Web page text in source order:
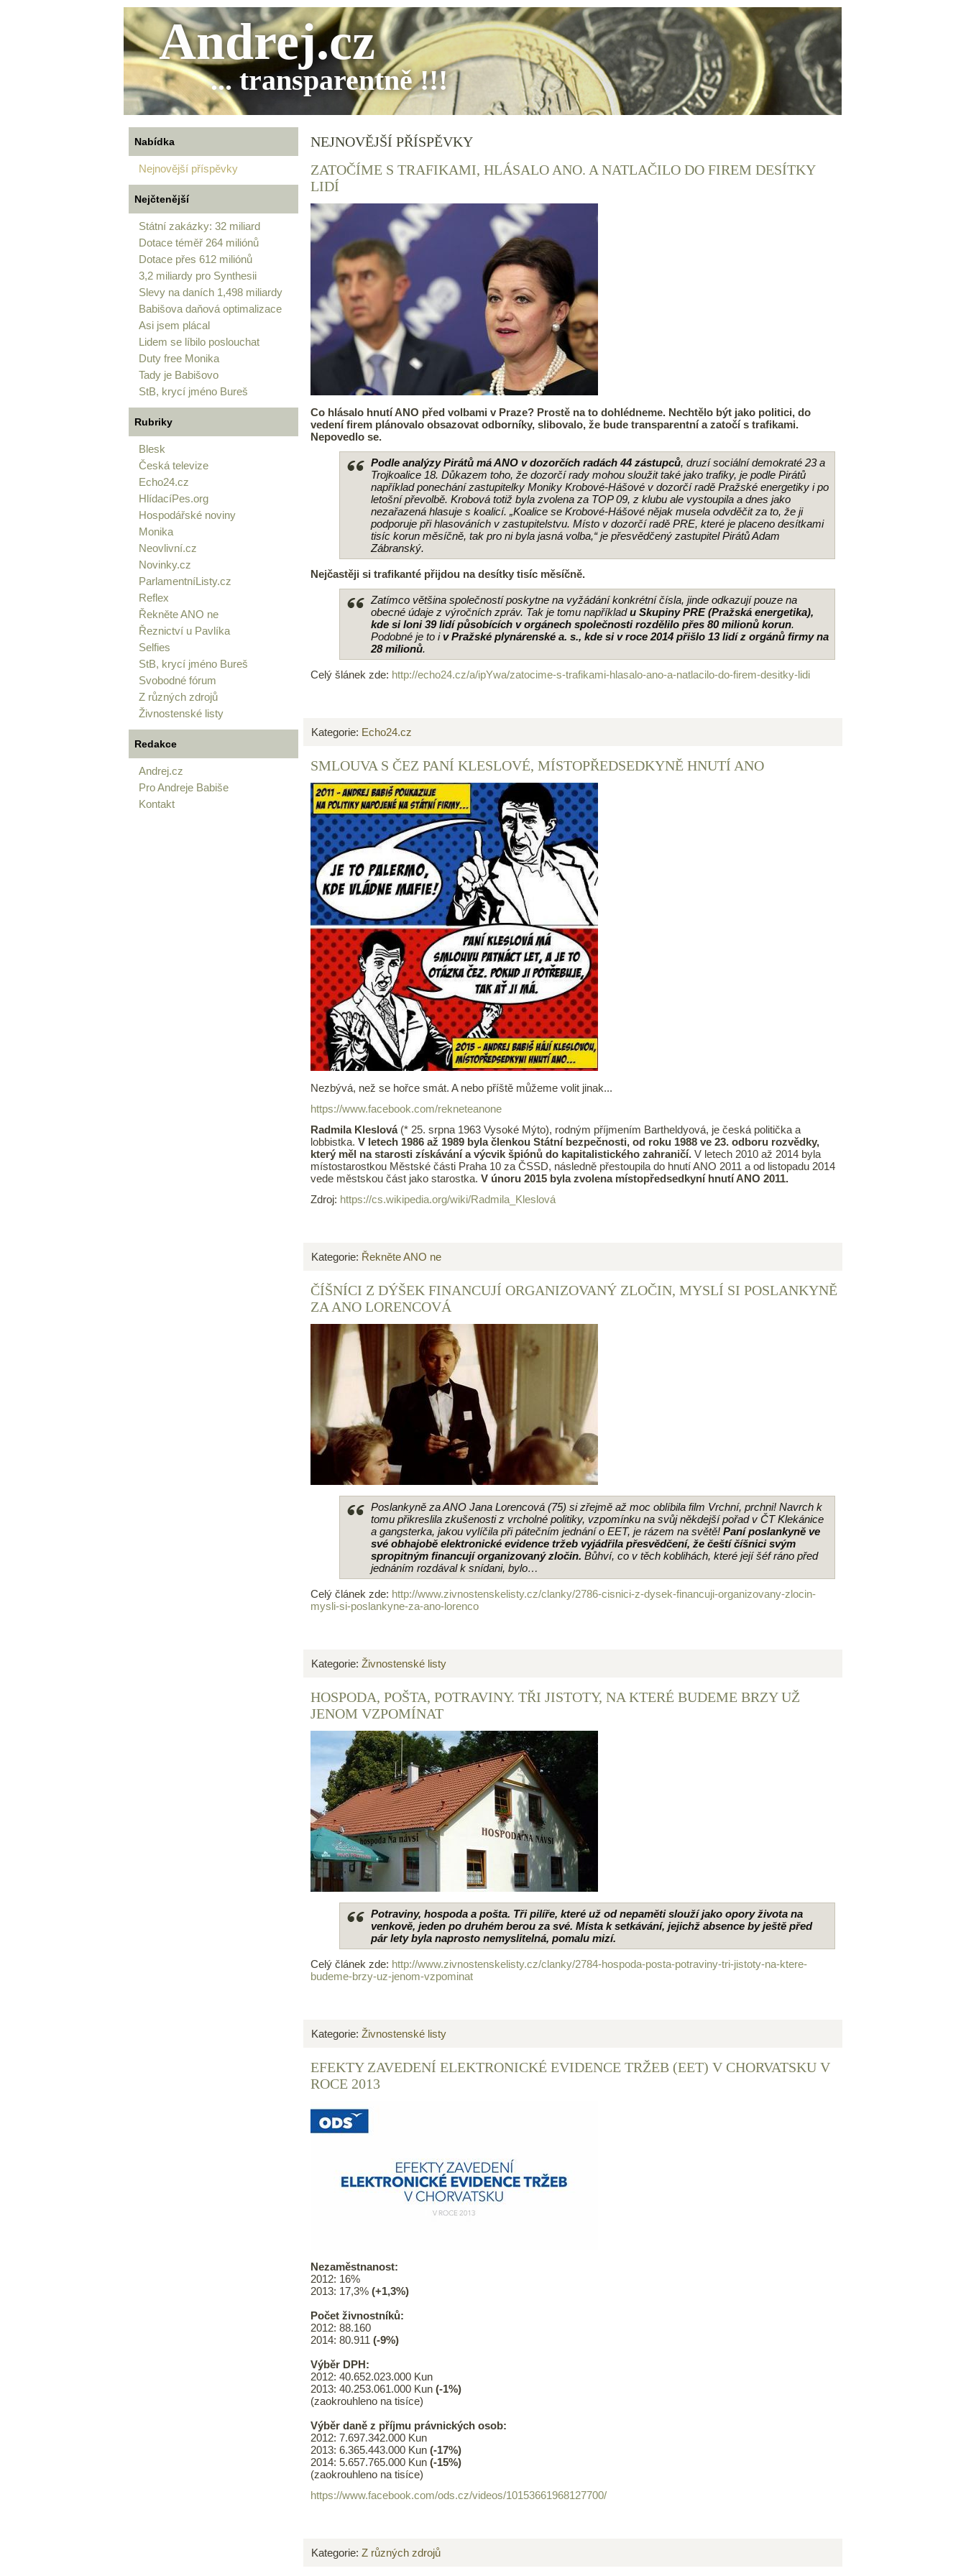
Andrej.cz
... transparentně !!!
Nabídka
Nejnovější příspěvky
Nejčtenější
Státní zakázky: 32 miliard
Dotace téměř 264 miliónů
Dotace přes 612 miliónů
3,2 miliardy pro Synthesii
Slevy na daních 1,498 miliardy
Babišova daňová optimalizace
Asi jsem plácal
Lidem se líbilo poslouchat
Duty free Monika
Tady je Babišovo
StB, krycí jméno Bureš
Rubriky
Blesk
Česká televize
Echo24.cz
HlídacíPes.org
Hospodářské noviny
Monika
Neovlivní.cz
Novinky.cz
ParlamentníListy.cz
Reflex
Řekněte ANO ne
Řeznictví u Pavlíka
Selfies
StB, krycí jméno Bureš
Svobodné fórum
Z různých zdrojů
Živnostenské listy
Redakce
Andrej.cz
Pro Andreje Babiše
Kontakt
NEJNOVĚJŠÍ PŘÍSPĚVKY
ZATOČÍME S TRAFIKAMI, HLÁSALO ANO. A NATLAČILO DO FIREM DESÍTKY
LIDÍ
Co hlásalo hnutí ANO před volbami v Praze? Prostě na to dohlédneme. Nechtělo být jako politici, do
vedení firem plánovalo obsazovat odborníky, slibovalo, že bude transparentní a zatočí s trafikami.
Nepovedlo se.
Podle analýzy Pirátů má ANO v dozorčích radách 44 zástupců, druzí sociální demokraté 23 a
Trojkoalice 18. Důkazem toho, že dozorčí rady mohou sloužit také jako trafiky, je podle Pirátů
například ponechání zastupitelky Moniky Krobové-Hášové v dozorčí radě Pražské energetiky i po
letošní převolbě. Krobová totiž byla zvolena za TOP 09, z klubu ale vystoupila a dnes jako
nezařazená hlasuje s koalicí. „Koalice se Krobové-Hášové nějak musela odvděčit za to, že ji
podporuje při hlasováních v zastupitelstvu. Místo v dozorčí radě PRE, které je placeno desítkami
tisíc korun měsíčně, tak pro ni byla jasná volba,“ je přesvědčený zastupitel Pirátů Adam
Zábranský.
Nejčastěji si trafikanté přijdou na desítky tisíc měsíčně.
Zatímco většina společností poskytne na vyžádání konkrétní čísla, jinde odkazují pouze na
obecné údaje z výročních zpráv. Tak je tomu napříkladu Skupiny PRE (Pražská energetika),
kde si loni 39 lidí působících v orgánech společnosti rozdělilo přes 80 milionů korun.
Podobné je to iv Pražské plynárenské a. s., kde si v roce 2014 přišlo 13 lidí z orgánů firmy na
28 milionů.
Celý šlánek zde: http://echo24.cz/a/ipYwa/zatocime-s-trafikami-hlasalo-ano-a-natlacilo-do-firem-desitky-lidi
Kategorie: Echo24.cz
SMLOUVA S ČEZ PANÍ KLESLOVÉ, MÍSTOPŘEDSEDKYNĚ HNUTÍ ANO
Nezbývá, než se hořce smát. A nebo příště můžeme volit jinak...
https://www.facebook.com/rekneteanone
Radmila Kleslová(* 25. srpna 1963 Vysoké Mýto), rodným příjmením Bartheldyová, je česká politička a
lobbistka. V letech 1986 až 1989 byla členkou Státní bezpečnosti, od roku 1988 ve 23. odboru rozvědky,
který měl na starosti získávání a výcvik špiónů do kapitalistického zahraničí. V letech 2010 až 2014 byla
místostarostkou Městské části Praha 10 za ČSSD, následně přestoupila do hnutí ANO 2011 a od listopadu 2014
vede městskou část jako starostka. V únoru 2015 byla zvolena místopředsedkyní hnutí ANO 2011.
Zdroj: https://cs.wikipedia.org/wiki/Radmila_Kleslová
Kategorie: Řekněte ANO ne
ČÍŠNÍCI Z DÝŠEK FINANCUJÍ ORGANIZOVANÝ ZLOČIN, MYSLÍ SI POSLANKYNĚ
ZA ANO LORENCOVÁ
Poslankyně za ANO Jana Lorencová (75) si zřejmě až moc oblíbila film Vrchní, prchni! Navrch k
tomu přikreslila zkušenosti z vrcholné politiky, vzpomínku na svůj někdejší pořad v ČT Klekánice
a gangsterka, jakou vylíčila při pátečním jednání o EET, je rázem na světě! Paní poslankyně ve
své obhajobě elektronické evidence tržeb vyjádřila přesvědčení, že čeští číšnici svým
spropitným financují organizovaný zločin. Bůhví, co v těch koblihách, které její šéf ráno před
jednáním rozdával k snídani, bylo…
Celý článek zde: http://www.zivnostenskelisty.cz/clanky/2786-cisnici-z-dysek-financuji-organizovany-zlocin-
mysli-si-poslankyne-za-ano-lorenco
Kategorie: Živnostenské listy
HOSPODA, POŠTA, POTRAVINY. TŘI JISTOTY, NA KTERÉ BUDEME BRZY UŽ
JENOM VZPOMÍNAT
Potraviny, hospoda a pošta. Tři pilíře, které už od nepaměti slouží jako opory života na
venkově, jeden po druhém berou za své. Místa k setkávání, jejichž absence by ještě před
pár lety byla naprosto nemyslitelná, pomalu mizí.
Celý článek zde: http://www.zivnostenskelisty.cz/clanky/2784-hospoda-posta-potraviny-tri-jistoty-na-ktere-
budeme-brzy-uz-jenom-vzpominat
Kategorie: Živnostenské listy
EFEKTY ZAVEDENÍ ELEKTRONICKÉ EVIDENCE TRŽEB (EET) V CHORVATSKU V
ROCE 2013
Nezaměstnanost:
2012: 16%
2013: 17,3% (+1,3%)
Počet živnostníků:
2012: 88.160
2014: 80.911 (-9%)
Výběr DPH:
2012: 40.652.023.000 Kun
2013: 40.253.061.000 Kun (-1%)
(zaokrouhleno na tisíce)
Výběr daně z příjmu právnických osob:
2012: 7.697.342.000 Kun
2013: 6.365.443.000 Kun (-17%)
2014: 5.657.765.000 Kun (-15%)
(zaokrouhleno na tisíce)
https://www.facebook.com/ods.cz/videos/10153661968127700/
Kategorie: Z různých zdrojů